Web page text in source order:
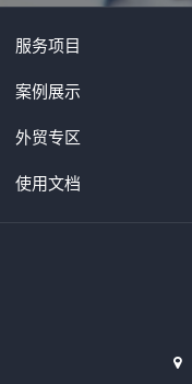
服务项目
案例展示
外贸专区
使用文档